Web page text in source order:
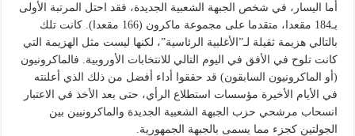
أما اليسار، في شخص الجبهة الشعبية الجديدة، فقد احتل المرتبة الأولى
بـ184 مقعدا، متقدما على مجموعة ماكرون (166 مقعدا). كانت تلك
بالتالي هزيمة ثقيلة لـ”الأغلبية الرئاسية”، لكنها ليست مثل الهزيمة التي
كانت تلوح في الأفق في اليوم التالي للانتخابات الأوروبية. فالماكرونيون
(أو الماكرونيون السابقون) قد حققوا أداء أفضل من ذلك الذي أعلنته
في الأيام الأخيرة مؤسسات استطلاع الرأي، حتى بعد الأخذ في الاعتبار
انسحاب مرشحي حزب الجبهة الشعبية الجديدة والماكرونيين بين
الجولتين كجزء مما يسمى بالجبهة الجمهورية.